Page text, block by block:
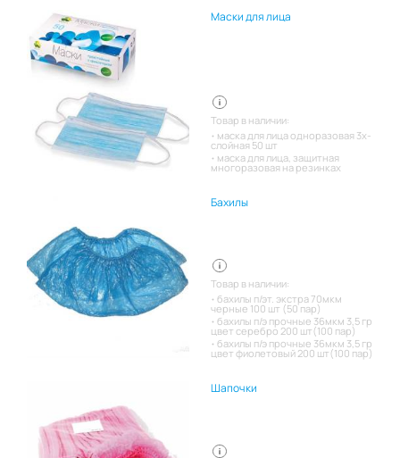
Маски для лица
Товар в наличии:
маска для лица одноразовая 3х-
слойная 50 шт
маска для лица, защитная
многоразовая на резинках
Бахилы
Товар в наличии:
бахилы п/эт. экстра 70мкм
черные 100 шт (50 пар)
бахилы п/э прочные 36мкм 3,5 гр
цвет серебро 200 шт(100 пар)
бахилы п/э прочные 36мкм 3,5 гр
цвет фиолетовый 200 шт(100 пар)
Шапочки